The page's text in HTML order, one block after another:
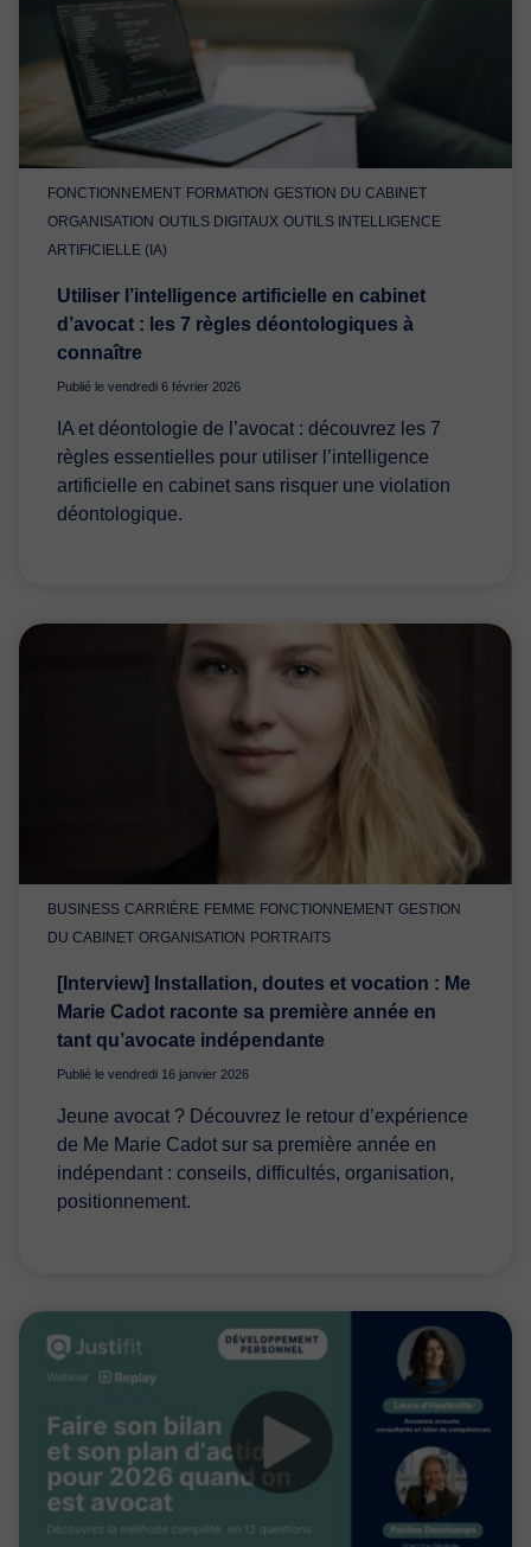
FONCTIONNEMENT FORMATION GESTION DU CABINET
ORGANISATION OUTILS DIGITAUX OUTILS INTELLIGENCE
ARTIFICIELLE (IA)
Utiliser l’intelligence artificielle en cabinet
d’avocat : les 7 règles déontologiques à
connaître
Publié le vendredi 6 février 2026
IA et déontologie de l’avocat : découvrez les 7
règles essentielles pour utiliser l’intelligence
artificielle en cabinet sans risquer une violation
déontologique.
BUSINESS CARRIÈRE FEMME FONCTIONNEMENT GESTION
DU CABINET ORGANISATION PORTRAITS
[Interview] Installation, doutes et vocation : Me
Marie Cadot raconte sa première année en
tant qu’avocate indépendante
Publié le vendredi 16 janvier 2026
Jeune avocat ? Découvrez le retour d’expérience
de Me Marie Cadot sur sa première année en
indépendant : conseils, difficultés, organisation,
positionnement.